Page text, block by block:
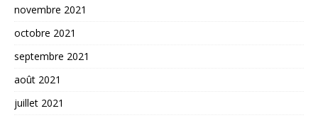
novembre 2021
octobre 2021
septembre 2021
août 2021
juillet 2021